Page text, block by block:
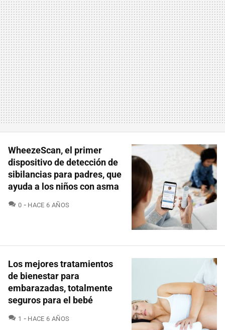
WheezeScan, el primer
dispositivo de detección de
sibilancias para padres, que
ayuda a los niños con asma
0 COMENTARIOS
HACE 6 AÑOS
Los mejores tratamientos
de bienestar para
embarazadas, totalmente
seguros para el bebé
1 COMENTARIOS
HACE 6 AÑOS